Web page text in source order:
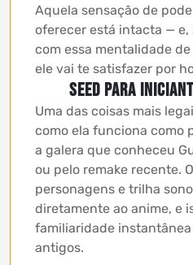
Aquela sensação de
oferecer está intacta — e,
com essa mentalidade
ele vai te satisfazer por
Seed para
Uma das coisas mais
como ela funciona como
a galera que conheceu
ou pelo remake recente.
personagens e trilha
diretamente ao anime, e
familiaridade
antigos.